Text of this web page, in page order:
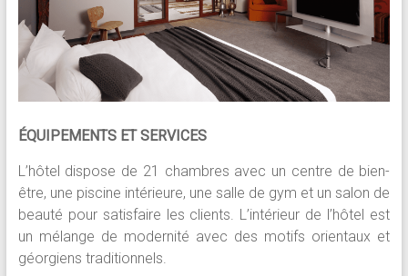
ÉQUIPEMENTS ET SERVICES
L’hôtel dispose de 21 chambres avec un centre de bien-
être, une piscine intérieure, une salle de gym et un salon de
beauté pour satisfaire les clients. L’intérieur de l’hôtel est
un mélange de modernité avec des motifs orientaux et
géorgiens traditionnels.